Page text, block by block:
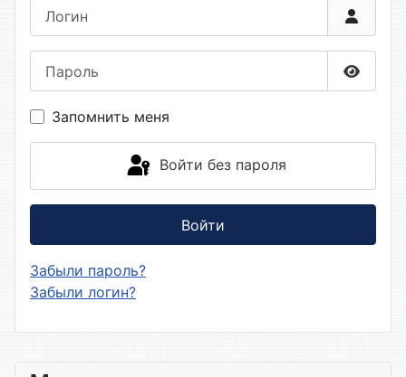
Запомнить меня
Войти без пароля
Войти
Забыли пароль?
Забыли логин?